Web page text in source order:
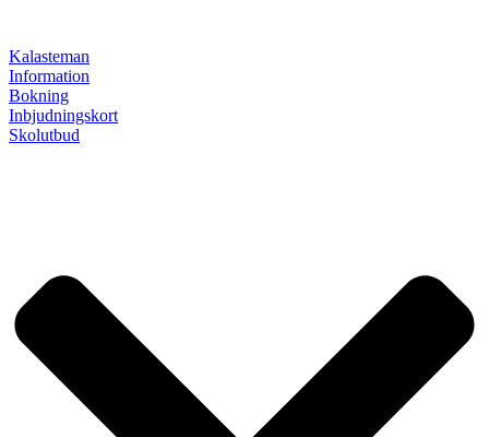
Kalasteman
Information
Bokning
Inbjudningskort
Skolutbud